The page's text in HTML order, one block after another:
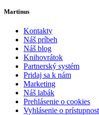
Martinus
Kontakty
Náš príbeh
Náš blog
Knihovrátok
Partnerský systém
Pridaj sa k nám
Marketing
Náš labák
Prehlásenie o cookies
Vyhlásenie o